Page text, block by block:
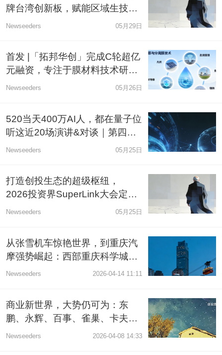
牌台湾创新板，赋能区域生技资
本市场
Newseeders 05月29日
首发 |「拓邦华创」完成C轮超亿
元融资，专注于膜材料技术研发
与产业化应用
Newseeders 05月26日
520当天400万AI人，都在量子位
听这近20场演讲&对谈｜第四届
中国AIGC产业峰会
Newseeders 05月25日
打造创投生态的超级枢纽，
2026投资界SuperLink大会定档
6月
Newseeders 05月25日
从张雪机车惊艳世界，到重庆汽
摩强势崛起：西部重庆科学城，
正成为中国汽摩中心
Newseeders 2026-04-14 11:11
商业新世界，大势仍可为：东
鹏、永辉、百事、雀巢、卡夫亨
氏、伊利等高层确认出席
Newseeders 2026-04-08 14:33